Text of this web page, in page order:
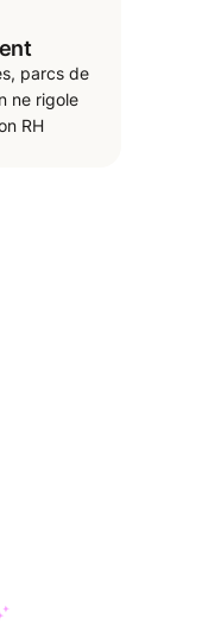
parcs de
ne rigole
RH